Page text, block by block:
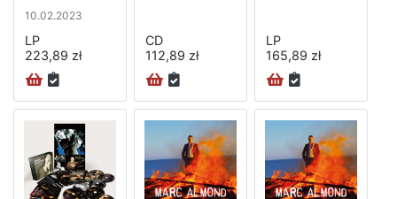
10.02.2023
LP
223,89 zł
CD
112,89 zł
LP
165,89 zł